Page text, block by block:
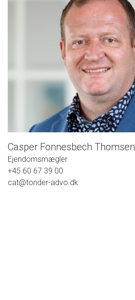
Casper Fonnesbech Thomsen
Ejendomsmægler
+45 60 67 39 00
cat@tonder-advo.dk